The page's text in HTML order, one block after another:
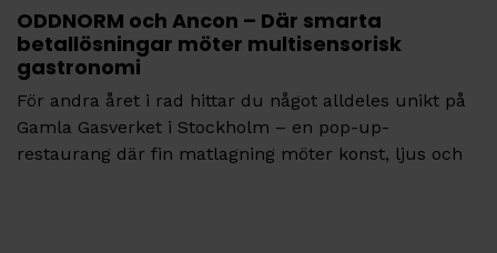
ODDNORM och Ancon – Där smarta
betallösningar möter multisensorisk
gastronomi
För andra året i rad hittar du något alldeles unikt på
Gamla Gasverket i Stockholm – en pop-up-
restaurang där fin matlagning möter konst, ljus och